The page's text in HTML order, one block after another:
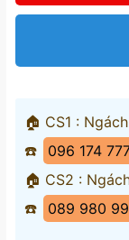
🏠 CS1 :
☎️
096 174
🏠 CS2 :
☎️
089 980